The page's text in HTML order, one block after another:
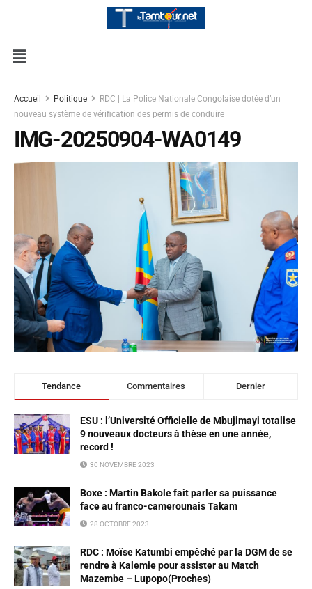
Accueil Politique
RDC | La Police Nationale Congolaise dotée d’un
nouveau système de vérification des permis de conduire
IMG-20250904-WA0149
Tendance Commentaires Dernier
ESU : l’Université Officielle de Mbujimayi totalise
9 nouveaux docteurs à thèse en une année,
record !
30 NOVEMBRE 2023
Boxe : Martin Bakole fait parler sa puissance
face au franco-camerounais Takam
28 OCTOBRE 2023
RDC : Moïse Katumbi empêché par la DGM de se
rendre à Kalemie pour assister au Match
Mazembe – Lupopo(Proches)